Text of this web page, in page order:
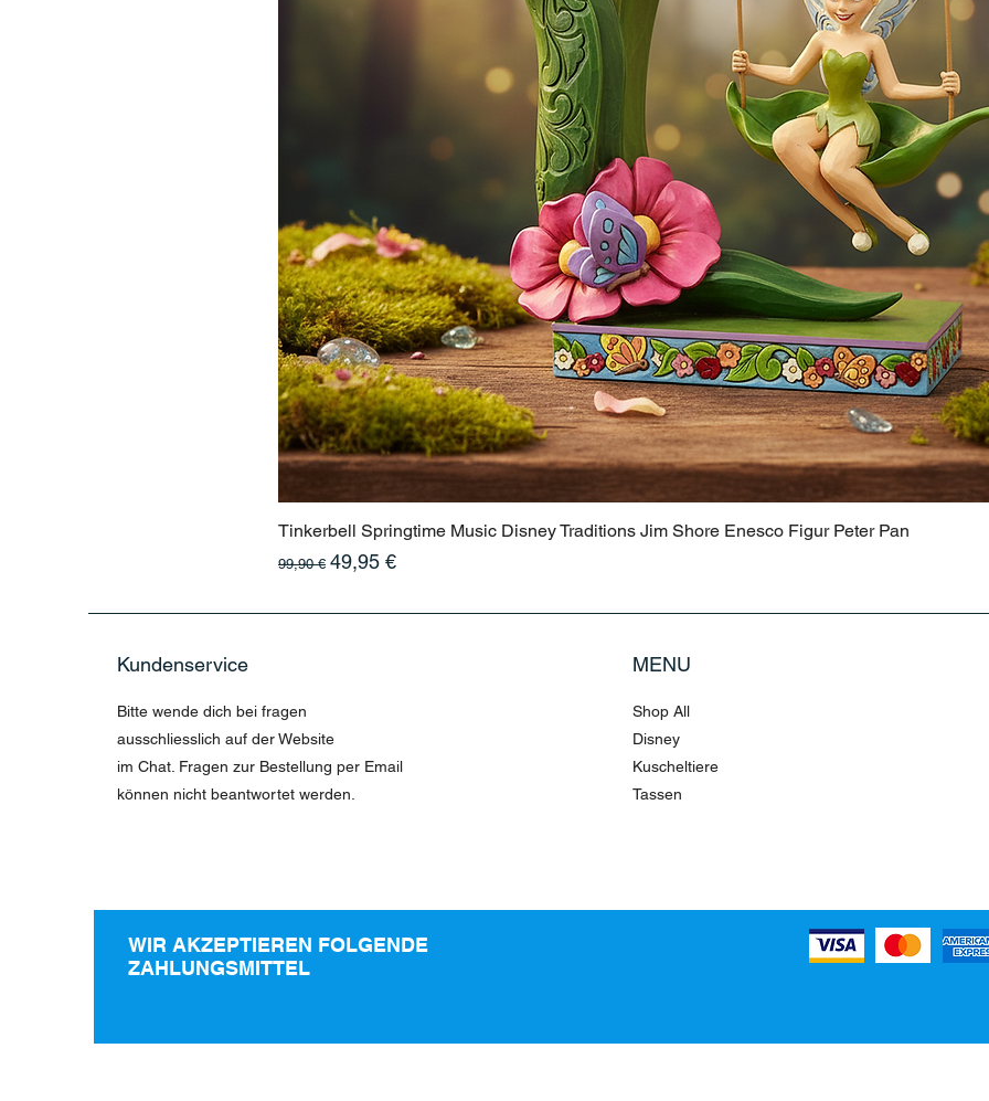
Tinkerbell Springtime Music Disney Traditions Jim Shore Enesco Figur Peter Pan
Standardpreis
99,90 € Sale-Preis
49,95 €
Kundenservice
Bitte wende dich bei fragen
ausschliesslich auf der Website
im Chat. Fragen zur Bestellung per Email
können nicht beantwortet werden.
MENU
Shop All
Disney
Kuscheltiere
Tassen
WIR AKZEPTIEREN FOLGENDE
ZAHLUNGSMITTEL